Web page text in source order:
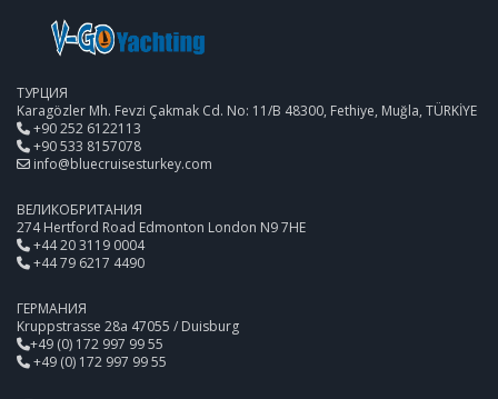
ТУРЦИЯ
Karagözler Mh. Fevzi Çakmak Cd. No: 11/B 48300, Fethiye, Muğla, TÜRKİYE
+90 252 6122113
+90 533 8157078
info@bluecruisesturkey.com
ВЕЛИКОБРИТАНИЯ
274 Hertford Road Edmonton London N9 7HE
+44 20 3119 0004
+44 79 6217 4490
ГЕРМАНИЯ
Kruppstrasse 28a 47055 / Duisburg
+49 (0) 172 997 99 55
+49 (0) 172 997 99 55